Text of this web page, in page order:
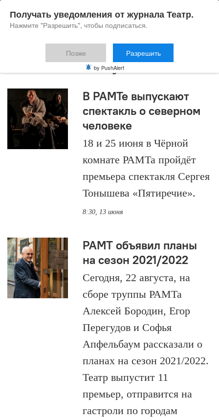
100 лет РАМТу
В РАМТе выпускают
спектакль о северном
человеке
18 и 25 июня в Чёрной
комнате РАМТа пройдёт
премьера спектакля Сергея
Тонышева «Пятиречие».
8:30, 13 июня
РАМТ объявил планы
на сезон 2021/2022
Сегодня, 22 августа, на
сборе труппы РАМТа
Алексей Бородин, Егор
Перегудов и Софья
Апфельбаум рассказали о
планах на сезон 2021/2022.
Театр выпустит 11
премьер, отправится на
гастроли по городам
Получать уведомления от журнала Театр.
Нажмите "Разрешить", чтобы подписаться.
Позже Разрешить
by PushAlert